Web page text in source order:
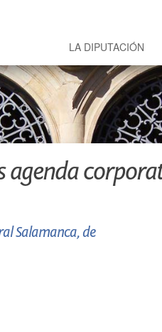
LA DIPUTACIÓN
agenda
Salamanca, de